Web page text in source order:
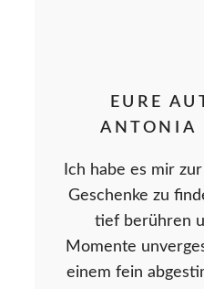
EURE
ANTONIA
Ich habe es mir
Geschenke zu
tief berühren
Momente
einem fein